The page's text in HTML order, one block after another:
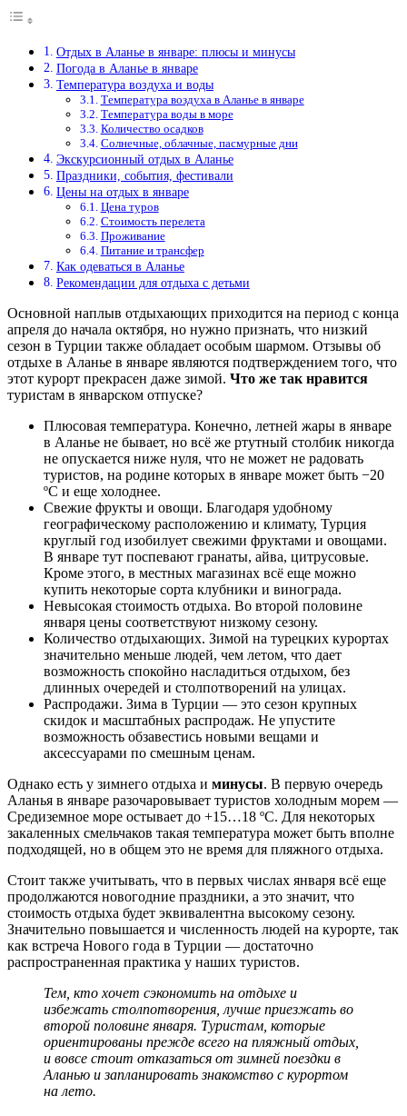
Отдых в Аланье в январе: плюсы и минусы
Погода в Аланье в январе
Температура воздуха и воды
Температура воздуха в Аланье в январе
Температура воды в море
Количество осадков
Солнечные, облачные, пасмурные дни
Экскурсионный отдых в Аланье
Праздники, события, фестивали
Цены на отдых в январе
Цена туров
Стоимость перелета
Проживание
Питание и трансфер
Как одеваться в Аланье
Рекомендации для отдыха с детьми
Основной наплыв отдыхающих приходится на период с конца
апреля до начала октября, но нужно признать, что низкий
сезон в Турции также обладает особым шармом. Отзывы об
отдыхе в Аланье в январе являются подтверждением того, что
этот курорт прекрасен даже зимой. Что же так нравится
туристам в январском отпуске?
Плюсовая температура. Конечно, летней жары в январе
в Аланье не бывает, но всё же ртутный столбик никогда
не опускается ниже нуля, что не может не радовать
туристов, на родине которых в январе может быть −20
ºС и еще холоднее.
Свежие фрукты и овощи. Благодаря удобному
географическому расположению и климату, Турция
круглый год изобилует свежими фруктами и овощами.
В январе тут поспевают гранаты, айва, цитрусовые.
Кроме этого, в местных магазинах всё еще можно
купить некоторые сорта клубники и винограда.
Невысокая стоимость отдыха. Во второй половине
января цены соответствуют низкому сезону.
Количество отдыхающих. Зимой на турецких курортах
значительно меньше людей, чем летом, что дает
возможность спокойно насладиться отдыхом, без
длинных очередей и столпотворений на улицах.
Распродажи. Зима в Турции — это сезон крупных
скидок и масштабных распродаж. Не упустите
возможность обзавестись новыми вещами и
аксессуарами по смешным ценам.
Однако есть у зимнего отдыха и минусы. В первую очередь
Аланья в январе разочаровывает туристов холодным морем —
Средиземное море остывает до +15…18 ºС. Для некоторых
закаленных смельчаков такая температура может быть вполне
подходящей, но в общем это не время для пляжного отдыха.
Стоит также учитывать, что в первых числах января всё еще
продолжаются новогодние праздники, а это значит, что
стоимость отдыха будет эквивалентна высокому сезону.
Значительно повышается и численность людей на курорте, так
как встреча Нового года в Турции — достаточно
распространенная практика у наших туристов.
Тем, кто хочет сэкономить на отдыхе и
избежать столпотворения, лучше приезжать во
второй половине января. Туристам, которые
ориентированы прежде всего на пляжный отдых,
и вовсе стоит отказаться от зимней поездки в
Аланью и запланировать знакомство с курортом
на лето.